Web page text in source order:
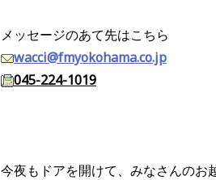
メッセージのあて先はこちら
wacci@fmyokohama.co.jp
045-224-1019
今夜もドアを開けて、みなさんのお